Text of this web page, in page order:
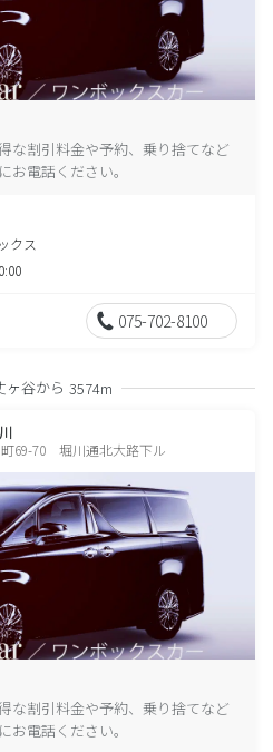
な割引料金や予約、乗り捨てなど
お電話ください。
クス
075-702-8100
ヶ谷から 3574m
69-70 堀川通北大路下ル
な割引料金や予約、乗り捨てなど
お電話ください。